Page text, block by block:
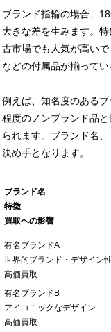
ブランド指輪の場合、
大きな差を生みます。
古市場でも人気が高い
などの付属品が揃って
例えば、知名度のある
程度のノンブランド品
られます。ブランド名
決め手となります。
ブランド名
特徴
買取への影響
有名ブランドA
世界的ブランド・デザイン
高価買取
有名ブランドB
アイコニックなデザイン
高価買取